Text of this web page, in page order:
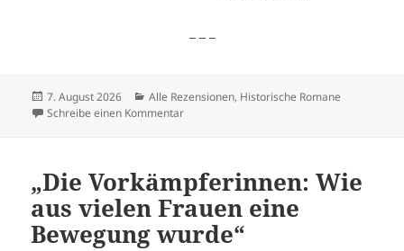
Veröffentlicht
am
7. August 2026 Kategorien
Alle Rezensionen, Historische Romane
Schreibe einen Kommentarzu „Der geheime Apfelgarten – Getrennte
„Die Vorkämpferinnen: Wie
aus vielen Frauen eine
Bewegung wurde“